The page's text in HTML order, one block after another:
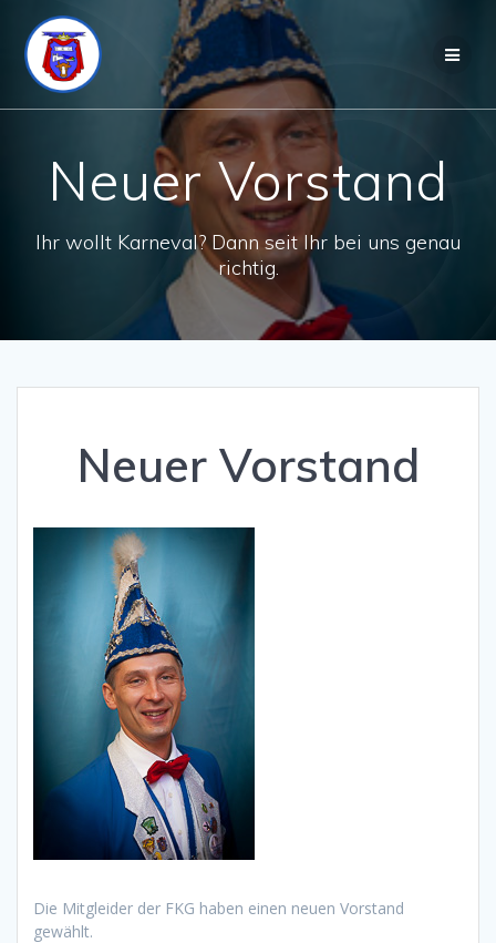
Zum
Inhalt
springen
Neuer Vorstand
Ihr wollt Karneval? Dann seit Ihr bei uns genau
richtig.
Neuer Vorstand
Die Mitgleider der FKG haben einen neuen Vorstand
gewählt.